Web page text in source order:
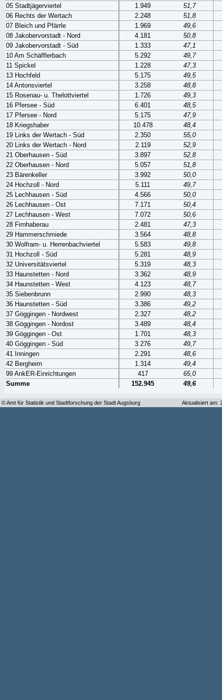
05 Stadtjägerviertel
1.949
51,7
06 Rechts der Wertach
2.248
51,8
07 Bleich und Pfärrle
1.969
49,6
08 Jakobervorstadt - Nord
4.181
50,8
09 Jakobervorstadt - Süd
1.333
47,1
10 Am Schäfflerbach
5.292
49,7
11 Spickel
1.228
47,3
13 Hochfeld
5.175
49,5
14 Antonsviertel
3.258
48,8
15 Rosenau- u. Thelottviertel
1.726
49,3
16 Pfersee - Süd
6.401
48,5
17 Pfersee - Nord
5.175
47,9
18 Kriegshaber
10.478
48,4
19 Links der Wertach - Süd
2.350
55,0
20 Links der Wertach - Nord
2.119
52,9
21 Oberhausen - Süd
3.897
52,8
22 Oberhausen - Nord
5.057
51,8
23 Bärenkeller
3.992
50,0
24 Hochzoll - Nord
5.111
49,7
25 Lechhausen - Süd
4.566
50,0
26 Lechhausen - Ost
7.171
50,4
27 Lechhausen - West
7.072
50,6
28 Firnhaberau
2.481
47,3
29 Hammerschmiede
3.564
48,8
30 Wolfram- u. Herrenbachviertel
5.583
49,8
31 Hochzoll - Süd
5.281
48,9
32 Universitätsviertel
5.319
48,3
33 Haunstetten - Nord
3.362
48,9
34 Haunstetten - West
4.123
48,7
35 Siebenbrunn
2.990
48,3
36 Haunstetten - Süd
3.386
49,2
37 Göggingen - Nordwest
2.327
48,2
38 Göggingen - Nordost
3.489
48,4
39 Göggingen - Ost
1.701
48,3
40 Göggingen - Süd
3.276
49,7
41 Inningen
2.291
48,6
42 Bergheim
1.314
49,4
99 AnkER-Einrichtungen
417
65,0
Summe
152.945 49,6
© Amt für Statistik und Stadtforschung der Stadt Augsburg Aktualisiert am: